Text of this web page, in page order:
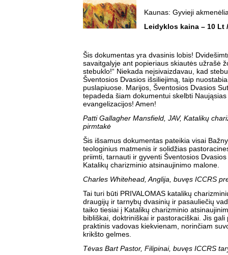
Kaunas: Gyvieji
Leidyklos kaina – 10 Lt
Šis dokumentas yra dvasinis lobis!
savaitgalyje ant popieriaus skiautės užrašė
stebuklo!“ Niekada neįsivaizdavau, kad
Šventosios Dvasios išsiliejimą, taip
puslapiuose. Marijos, Šventosios Dvasios
tepadeda šiam dokumentui skelbti
evangelizacijos! Amen!
Patti Gallagher Mansfield, JAV, Katalikų
pirmtakė
Šis išsamus dokumentas pateikia visai
teologinius matmenis ir solidžias
priimti, tarnauti ir gyventi Šventosios
Katalikų charizminio atsinaujinimo malone.
Charles Whitehead, Anglija, buvęs ICCRS
Tai turi būti PRIVALOMAS katalikų
draugijų ir tarnybų dvasinių ir pasauliečių
taiko tiesiai į Katalikų charizminio
bibliškai, doktriniškai ir pastoraciškai. Jis gali
praktinis vadovas kiekvienam, norinčiam
krikšto gelmes.
Tėvas Bart Pastor, Filipinai, buvęs ICCRS